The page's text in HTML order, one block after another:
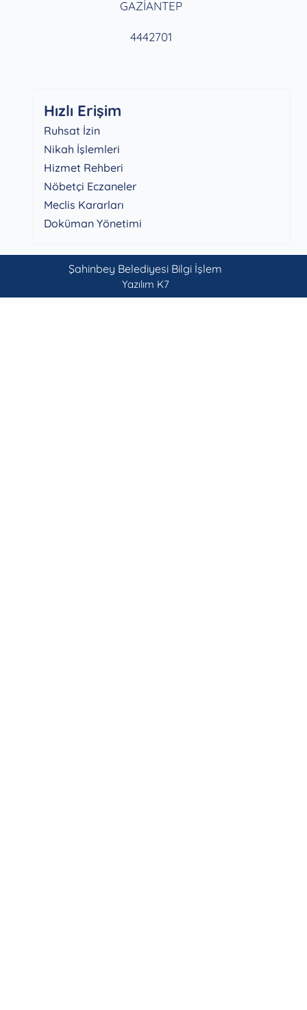
GAZİANTEP
4442701
Hızlı Erişim
Ruhsat İzin
Nikah İşlemleri
Hizmet Rehberi
Nöbetçi Eczaneler
Meclis Kararları
Doküman Yönetimi
Şahinbey Belediyesi Bilgi İşlem
Yazılım K7